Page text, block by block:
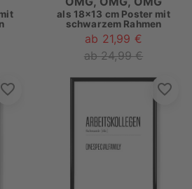
als 18x13 cm Poster mit
schwarzem Rahmen
ab 21,99 €
ab 24,99 €